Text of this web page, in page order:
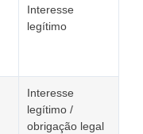
Interesse
legítimo
Interesse
legítimo /
obrigação legal